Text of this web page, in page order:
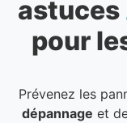
astuces
pour
Prévenez les
dépannage et